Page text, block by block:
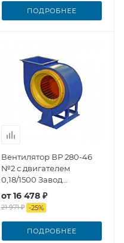
ПОДРОБНЕЕ
Вентилятор ВР 280-46
№2 с двигателем
0,18/1500 Завод
Вентилятор
от16 478 ₽
21 971 ₽ -25%
ПОДРОБНЕЕ